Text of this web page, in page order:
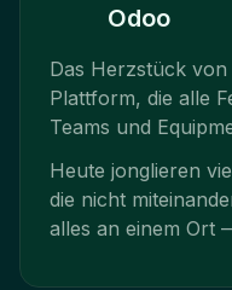
Odoo
Das Herzstück
Plattform, die alle
Teams und
Heute jonglieren
die nicht
alles an einem Ort